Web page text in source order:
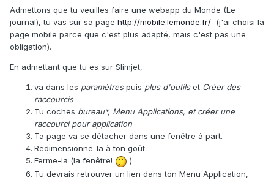
Admettons que tu veuilles faire une webapp du Monde (Le
journal), tu vas sur sa page http://mobile.lemonde.fr/ (j'ai choisi la
page mobile parce que c'est plus adapté, mais c'est pas une
obligation).
En admettant que tu es sur Slimjet,
va dans les paramètrespuis plus d'outilset Créer des
raccourcis
Tu coches bureau*, Menu Applications, et créer une
raccourci pour application
Ta page va se détacher dans une fenêtre à part.
Redimensionne-la à ton goût
Ferme-la (la fenêtre!
)
Tu devrais retrouver un lien dans ton Menu Application,